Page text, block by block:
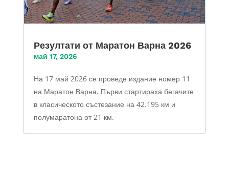
Резултати от Маратон Варна 2026
май 17, 2026
На 17 май 2026 се проведе издание номер 11
на Маратон Варна. Първи стартираха бегачите
в класическото състезание на 42.195 км и
полумаратона от 21 км.